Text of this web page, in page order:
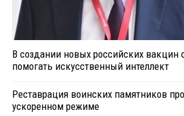
В создании новых российских вакцин
помогать искусственный интеллект
Реставрация воинских памятников
ускоренном режиме